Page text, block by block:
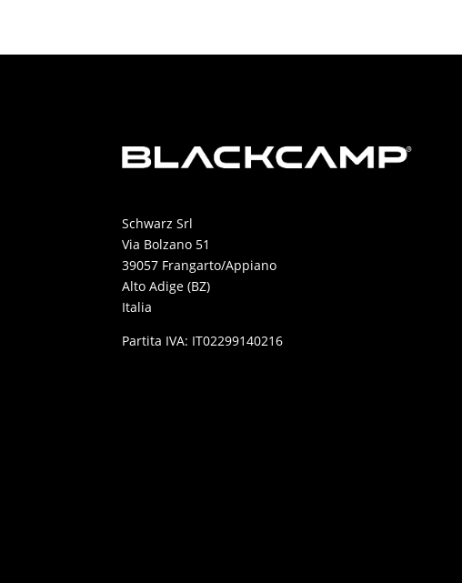
Schwarz Srl
Via Bolzano 51
39057 Frangarto/Appiano
Alto Adige (BZ)
Italia
Partita IVA: IT02299140216